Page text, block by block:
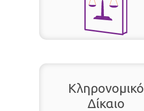
Κληρονομικό
Δίκαιο